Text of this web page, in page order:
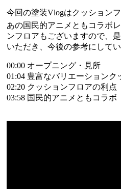
今回の塗装Vlogはクッション
あの国民的アニメともコラボ
ンフロアもございますので、
いただき、今後の参考にして
00:00 オープニング・見所
01:04 豊富なバリエーションク
02:20 クッションフロアの利点
03:58 国民的アニメともコラボ